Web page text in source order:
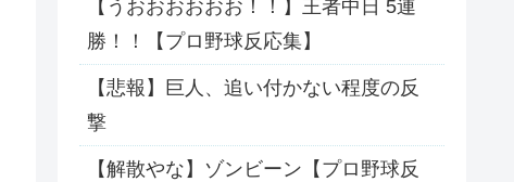
【うおおおおおお！！】王者中日 5連
勝！！【プロ野球反応集】
【悲報】巨人、追い付かない程度の反
撃
【解散やな】ゾンビーン【プロ野球反